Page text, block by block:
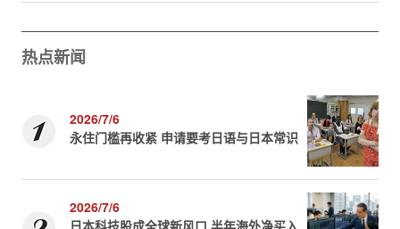
热点新闻
2026/7/6
永住门槛再收紧 申请要考日语与日本常识
2026/7/6